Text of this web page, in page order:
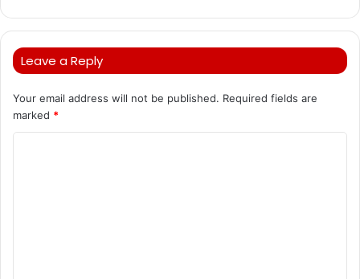
Leave a Reply
Your email address will not be published. Required fields are
marked *